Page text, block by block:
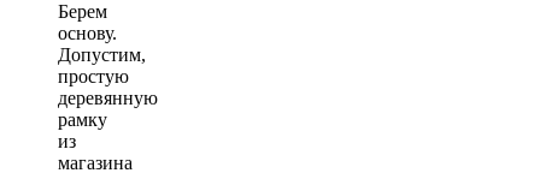
Берем
основу.
Допустим,
простую
деревянную
рамку
из
магазина